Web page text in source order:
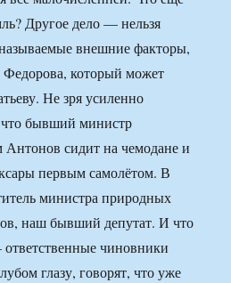
Другое дело — нельзя
внешние факторы,
Федорова, который может
Не зря усиленно
что бывший министр
сидит на чемодане и
первым самолётом. В
министра природных
наш бывший депутат. И что
чиновники
глазу, говорят, что уже